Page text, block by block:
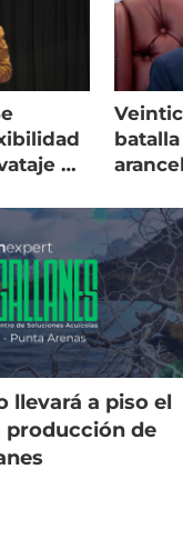
de
llevará a piso el
producción de